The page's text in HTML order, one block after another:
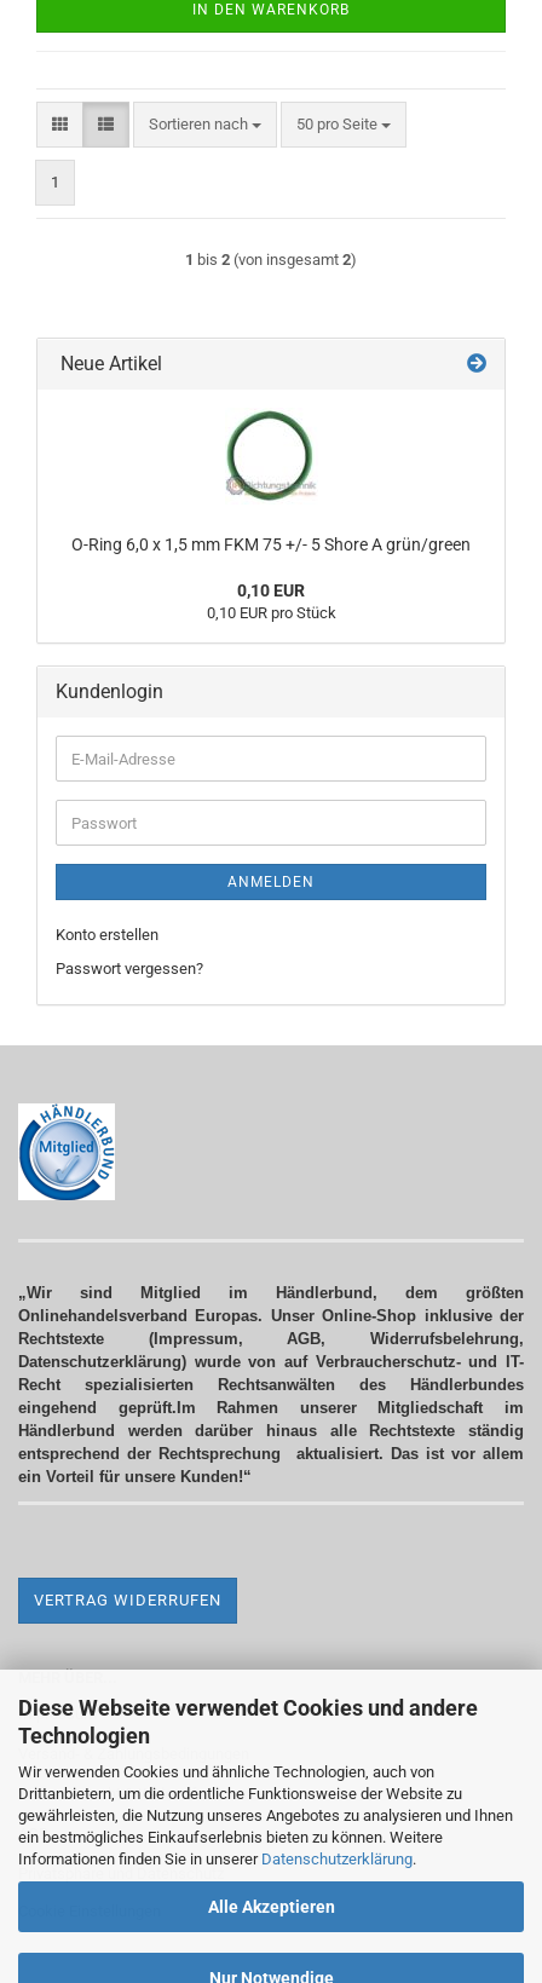
Diese Webseite verwendet Cookies und andere
Technologien
Wir verwenden Cookies und ähnliche Technologien, auch von
Drittanbietern, um die ordentliche Funktionsweise der Website zu
gewährleisten, die Nutzung unseres Angebotes zu analysieren und Ihnen
ein bestmögliches Einkaufserlebnis bieten zu können. Weitere
Informationen finden Sie in unserer Datenschutzerklärung.
Alle Akzeptieren
Nur Notwendige
IN DEN WARENKORB
Sortieren nach
Sortieren nach 50 pro Seite
pro Seite
1
1 bis 2 (von insgesamt 2)
Neue Artikel
O-Ring 6,0 x 1,5 mm FKM 75 +/- 5 Shore A grün/green
0,10 EUR
0,10 EUR pro Stück
Kundenlogin
E-
Mail-
Adresse
Passwort
ANMELDEN
Konto erstellen
Passwort vergessen?
„Wir sind Mitglied im Händlerbund, dem größten
Onlinehandelsverband Europas. Unser Online-Shop inklusive der
Rechtstexte (Impressum, AGB, Widerrufsbelehrung,
Datenschutzerklärung) wurde von auf Verbraucherschutz- und IT-
Recht spezialisierten Rechtsanwälten des Händlerbundes
eingehend geprüft.Im Rahmen unserer Mitgliedschaft im
Händlerbund werden darüber hinaus alle Rechtstexte ständig
entsprechend der Rechtsprechung aktualisiert. Das ist vor allem
ein Vorteil für unsere Kunden!“
VERTRAG WIDERRUFEN
Impressum
Versand- & Zahlungsbedingungen
Widerrufsrecht & Widerrufsformular
AGB